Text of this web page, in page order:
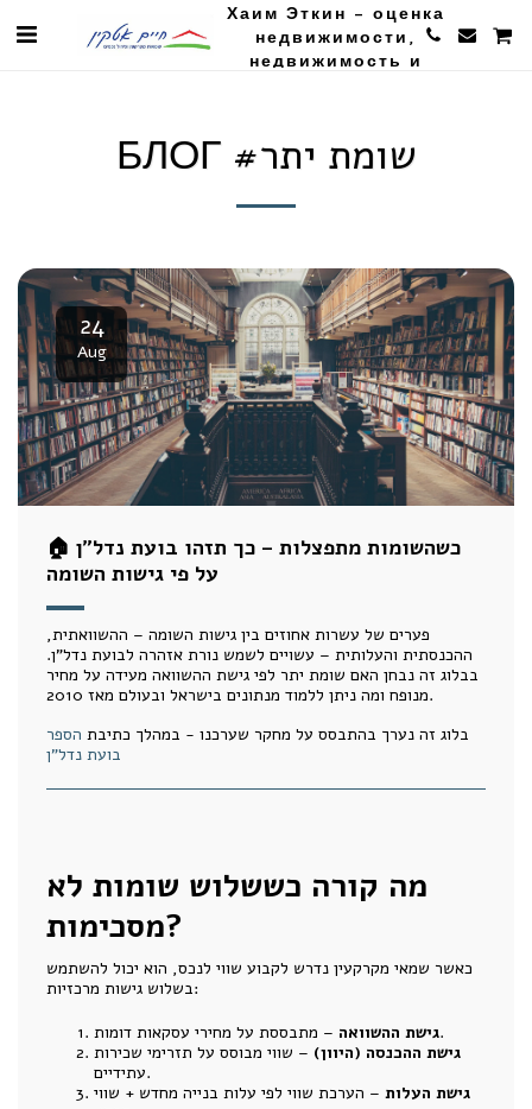
Хаим Эткин - оценка
недвижимости,
недвижимость и
БЛОГ #שומת יתר
24
Aug
🏠 כשהשומות מתפצלות – כך תזהו בועת נדל"ן
על פי גישות השומה
פערים של עשרות אחוזים בין גישות השומה – ההשוואתית,
ההכנסתית והעלותית – עשויים לשמש נורת אזהרה לבועת נדל"ן.
בבלוג זה נבחן האם שומת יתר לפי גישת ההשוואה מעידה על מחיר
מנופח ומה ניתן ללמוד מנתונים בישראל ובעולם מאז 2010.
בלוג זה נערך בהתבסס על מחקר שערכנו - במהלך כתיבת הספר
בועת נדל"ן
מה קורה כששלוש שומות לא
מסכימות?
כאשר שמאי מקרקעין נדרש לקבוע שווי לנכס, הוא יכול להשתמש
בשלוש גישות מרכזיות:
גישת ההשוואה– מתבססת על מחירי עסקאות דומות.
גישת ההכנסה (היוון) – שווי מבוסס על תזרימי שכירות
עתידיים.
גישת העלות – הערכת שווי לפי עלות בנייה מחדש + שווי